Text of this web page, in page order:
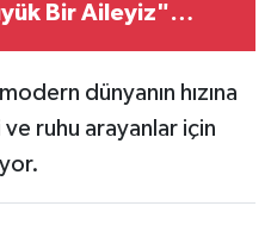
Bir Aileyiz"
dünyanın hızına
ruhu arayanlar için